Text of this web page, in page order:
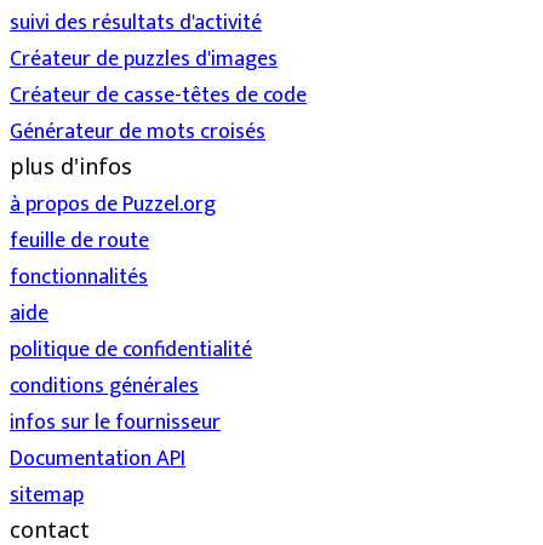
suivi des résultats d'activité
Créateur de puzzles d'images
Créateur de casse-têtes de code
Générateur de mots croisés
plus d'infos
à propos de Puzzel.org
feuille de route
fonctionnalités
aide
politique de confidentialité
conditions générales
infos sur le fournisseur
Documentation API
sitemap
contact